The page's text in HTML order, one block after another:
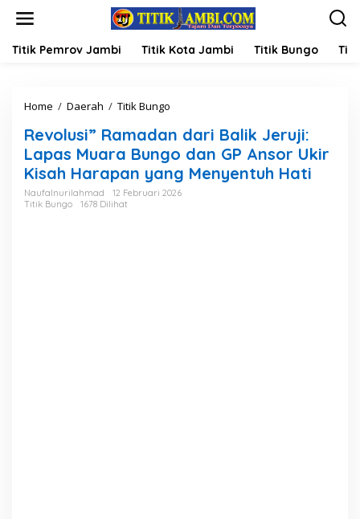
Titik Pemrov Jambi Titik Kota Jambi Titik Bungo
Home / Daerah / Titik Bungo
v
o
l
u
s
Revolusi” Ramadan dari Balik Jeruji:
Lapas Muara Bungo dan GP Ansor Ukir
Kisah Harapan yang Menyentuh Hati
Naufalnurilahmad
12 Februari 2026
Titik Bungo
1678 Dilihat